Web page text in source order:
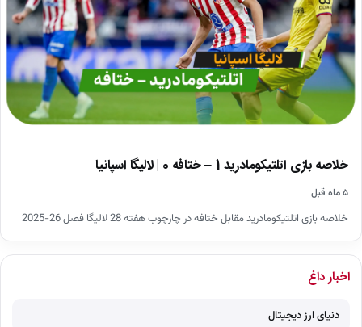
خلاصه بازی اتلتیکومادرید 1 – ختافه 0 | لالیگا اسپانیا
۵ ماه قبل
خلاصه بازی اتلتیکومادرید مقابل ختافه در چارچوب هفته 28 لالیگا فصل 26-2025
اخبار داغ
دنیای ارز دیجیتال